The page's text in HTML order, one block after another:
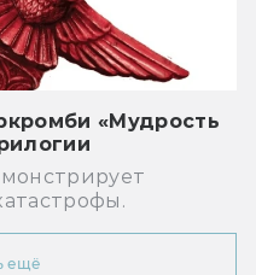
«Мудрость
ещё